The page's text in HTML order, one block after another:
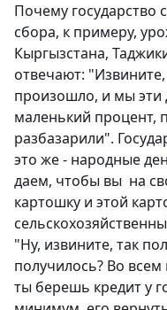
Почему государство
сбора, к примеру,
Кыргызстана,
отвечают: "Извините,
произошло, и мы эти
маленький процент,
разбазарили".
это же - народные
даем, чтобы вы на
картошку и этой
"Ну, извините, так
получилось? Во
ты берешь кредит у